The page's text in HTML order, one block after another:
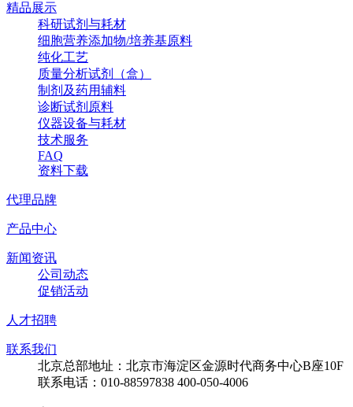
精品展示
科研试剂与耗材
细胞营养添加物/培养基原料
纯化工艺
质量分析试剂（盒）
制剂及药用辅料
诊断试剂原料
仪器设备与耗材
技术服务
FAQ
资料下载
代理品牌
产品中心
新闻资讯
公司动态
促销活动
人才招聘
联系我们
北京总部地址：北京市海淀区金源时代商务中心B座10F
联系电话：010-88597838 400-050-4006